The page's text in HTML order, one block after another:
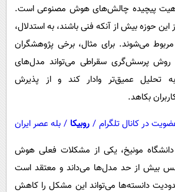
حیات وحش
سیاست خارجی
پیچیده چالش‌های هوش مصنوعی است.
این حوزه بیش از آنکه فنی باشند، به استدلال،
می‌شوند. برای مثال، برخی پژوهشگران
روش پرسش‌گری سقراطی می‌تواند مدل‌های
عمیق‌تر وادار کند و از پذیرش
بکاهد.
در کانال تلگرام / روبیکا / بله عصر ایران
دانشگاه مونیخ، یکی از مشکلات فعلی هوش
بیش از حد مدل‌ها می‌داند و معتقد است
دانسته‌ها می‌تواند این مشکل را کاهش